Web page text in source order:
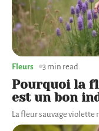
Pourquoi la
est un bon
La fleur sauvage violette
Fleurs 3 min read